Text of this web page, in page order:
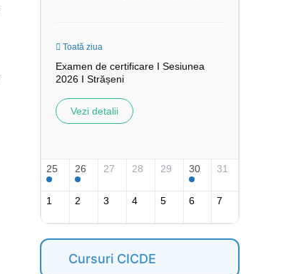
Toată ziua
Examen de certificare I Sesiunea
2026 I Strășeni
Vezi detalii
25 26 27 28 29 30 31
1 2 3 4 5 6 7
Cursuri CICDE